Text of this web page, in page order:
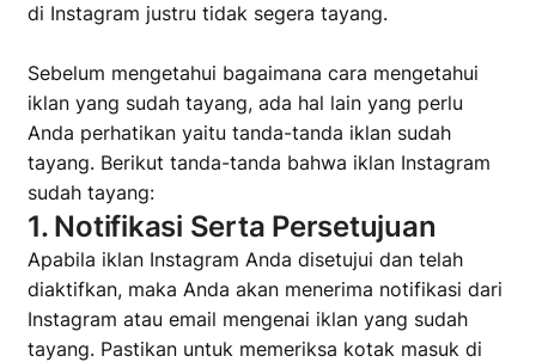
di Instagram justru tidak segera tayang.
Sebelum mengetahui bagaimana cara mengetahui
iklan yang sudah tayang, ada hal lain yang perlu
Anda perhatikan yaitu tanda-tanda iklan sudah
tayang. Berikut tanda-tanda bahwa iklan Instagram
sudah tayang:
1. Notifikasi Serta Persetujuan
Apabila iklan Instagram Anda disetujui dan telah
diaktifkan, maka Anda akan menerima notifikasi dari
Instagram atau email mengenai iklan yang sudah
tayang. Pastikan untuk memeriksa kotak masuk di